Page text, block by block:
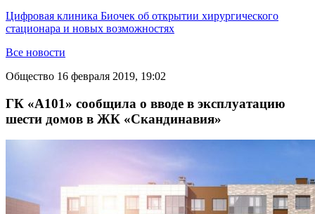
Цифровая клиника Биочек об открытии хирургического
стационара и новых возможностях
Все новости
Общество 16 февраля 2019, 19:02
ГК «А101» сообщила о вводе в эксплуатацию
шести домов в ЖК «Скандинавия»